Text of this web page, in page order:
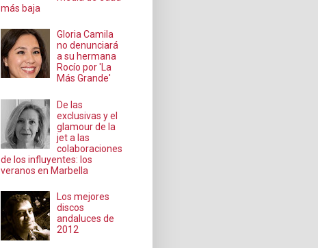
más baja
Gloria Camila
no denunciará
a su hermana
Rocío por 'La
Más Grande'
De las
exclusivas y el
glamour de la
jet a las
colaboraciones
de los influyentes: los
veranos en Marbella
Los mejores
discos
andaluces de
2012